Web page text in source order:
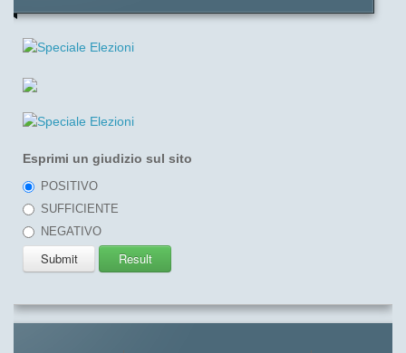
Esprimi un giudizio sul sito
POSITIVO
SUFFICIENTE
NEGATIVO